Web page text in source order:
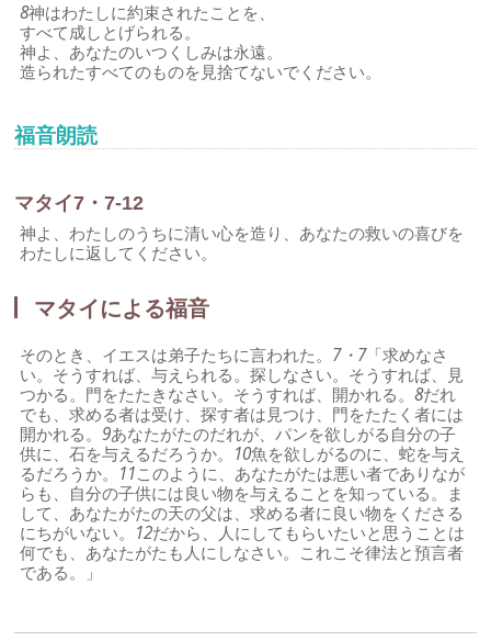
8神はわたしに約束されたことを、
すべて成しとげられる。
神よ、あなたのいつくしみは永遠。
造られたすべてのものを見捨てないでください。
福音朗読
マタイ7・7-12
神よ、わたしのうちに清い心を造り、あなたの救いの喜びを
わたしに返してください。
マタイによる福音
そのとき、イエスは弟子たちに言われた。 7・7「求めなさ
い。そうすれば、与えられる。探しなさい。そうすれば、見
つかる。門をたたきなさい。そうすれば、開かれる。8だれ
でも、求める者は受け、探す者は見つけ、門をたたく者には
開かれる。9あなたがたのだれが、パンを欲しがる自分の子
供に、石を与えるだろうか。 10魚を欲しがるのに、蛇を与え
るだろうか。 11このように、あなたがたは悪い者でありなが
らも、自分の子供には良い物を与えることを知っている。ま
して、あなたがたの天の父は、求める者に良い物をくださる
にちがいない。 12だから、人にしてもらいたいと思うことは
何でも、あなたがたも人にしなさい。これこそ律法と預言者
である。」